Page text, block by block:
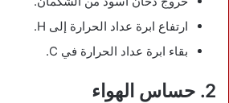
ارتفاع ابرة عداد الحرارة إلى H.
بقاء ابرة عداد الحرارة في C.
2. حساس الهواء